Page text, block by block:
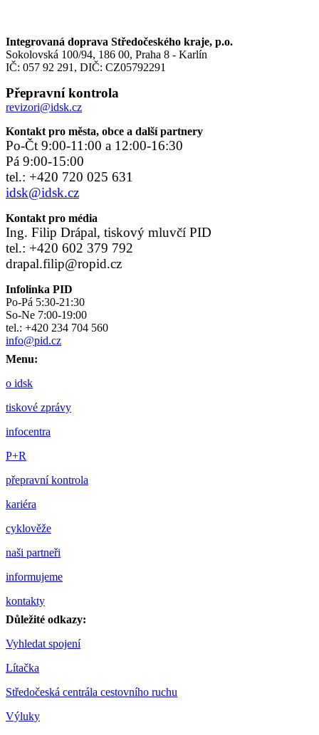
Integrovaná doprava Středočeského kraje, p.o.
Sokolovská 100/94, 186 00, Praha 8 - Karlín
IČ: 057 92 291, DIČ: CZ05792291
Přepravní kontrola
revizori@idsk.cz
Kontakt pro města, obce a další partnery
Po-Čt 9:00-11:00 a 12:00-16:30
Pá 9:00-15:00
tel.: +420 720 025 631
idsk@idsk.cz
Kontakt pro média
Ing. Filip Drápal, tiskový mluvčí PID
tel.: +420 602 379 792
drapal.filip@ropid.cz
Infolinka PID
Po-Pá 5:30-21:30
So-Ne 7:00-19:00
tel.: +420 234 704 560
info@pid.cz
Menu:
o idsk
tiskové zprávy
infocentra
P+R
přepravní kontrola
kariéra
cyklověže
naši partneři
informujeme
kontakty
Důležité odkazy:
Vyhledat spojení
Lítačka
Středočeská centrála cestovního ruchu
Výluky